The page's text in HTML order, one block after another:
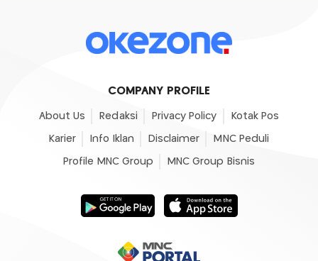
COMPANY PROFILE
About Us Redaksi Privacy Policy Kotak Pos
Karier Info Iklan Disclaimer MNC Peduli
Profile MNC Group MNC Group Bisnis